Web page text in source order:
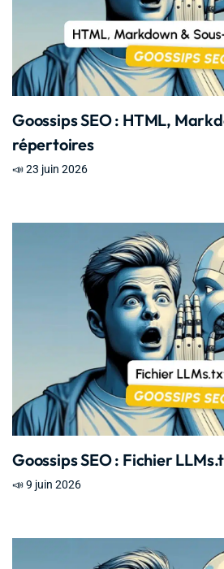
Goossips SEO : HTML,
répertoires
📣 23 juin 2026
Goossips SEO : Fichier
📣 9 juin 2026